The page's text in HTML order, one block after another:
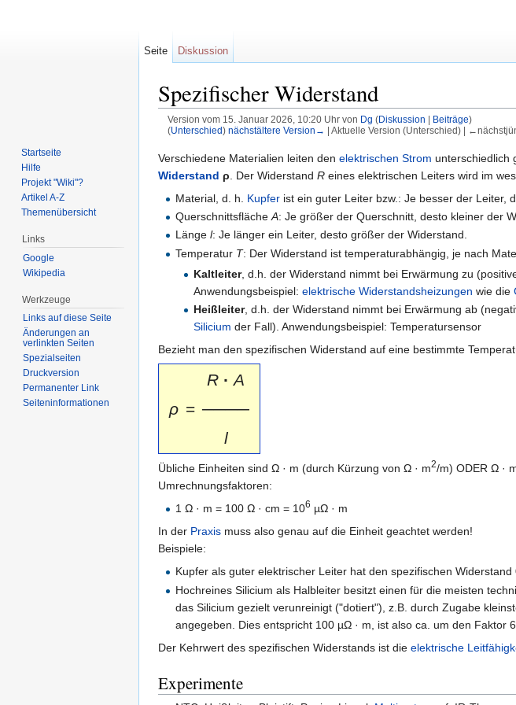
Spezifischer Widerstand
Version vom 15. Januar 2026, 10:20 Uhr von Dg (Diskussion Beiträge)
(Unterschied) nächstältere Version→ | Aktuelle Version (Unterschied) |
Verschiedene Materialien leiten den elektrischen Strom unterschiedlich
Widerstand ρ . Der Widerstand R eines elektrischen Leiters wird im
Material, d. h. Kupfer ist ein guter Leiter bzw.: Je besser der Leiter,
QuerschnittsflächeA: Je größer der Querschnitt, desto kleiner der
Längel: Je länger ein Leiter, desto größer der Widerstand.
Temperatur T: Der Widerstand ist temperaturabhängig, je nach
Kaltleiter, d.h. der Widerstand nimmt bei Erwärmung zu
Anwendungsbeispiel: elektrische Widerstandsheizungen wie die
Heißleiter, d.h. der Widerstand nimmt bei Erwärmung ab
Silicium der Fall). Anwendungsbeispiel: Temperatursensor
Bezieht man den spezifischen Widerstand auf eine bestimmte
R · A
ρ = ────
l
Übliche Einheiten sind Ω · m (durch Kürzung von Ω · m2/m) ODER Ω ·
Umrechnungsfaktoren:
1 Ω · m = 100 Ω · cm = 106 µΩ · m
In der Praxis muss also genau auf die Einheit geachtet werden!
Beispiele:
Kupfer als guter elektrischer Leiter hat den spezifischen Widerstand
Hochreines Silicium als Halbleiter besitzt einen für die meisten
das Silicium gezielt verunreinigt ("dotiert"), z.B. durch Zugabe
angegeben. Dies entspricht 100 µΩ · m, ist also ca. um den Faktor
Der Kehrwert des spezifischen Widerstands ist die elektrische
Experimente
Seite Diskussion
Startseite
Hilfe
Projekt "Wiki"?
Artikel A-Z
Themenübersicht
Links
Google
Wikipedia
Werkzeuge
Links auf diese Seite
Änderungen an
verlinkten Seiten
Spezialseiten
Druckversion
Permanenter Link
Seiten­informationen